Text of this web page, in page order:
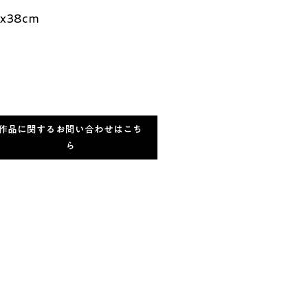
品に関するお問い合わせはこち
ら